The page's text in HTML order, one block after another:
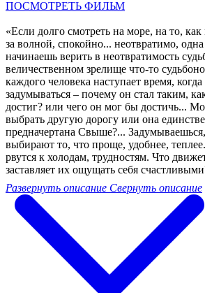
ПОСМОТРЕТЬ ФИЛЬМ
«Если долго смотреть на море, на то, как
за волной, спокойно... неотвратимо,
начинаешь верить в неотвратимость
величественном зрелище что-то
каждого человека наступает время,
задумываться – почему он стал таким,
достиг? или чего он мог бы достичь...
выбрать другую дорогу или она
предначертана Свыше?...
выбирают то, что проще, удобнее,
рвутся к холодам, трудностям. Что
заставляет их ощущать себя
Развернуть описание Свернуть описание